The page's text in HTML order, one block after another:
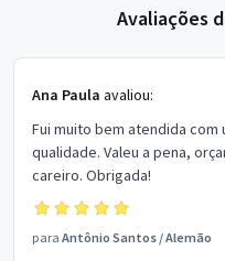
Avaliações
Ana Paula avaliou:
Fui muito bem atendida com
qualidade. Valeu a pena,
careiro. Obrigada!
para Antônio Santos /Alemão